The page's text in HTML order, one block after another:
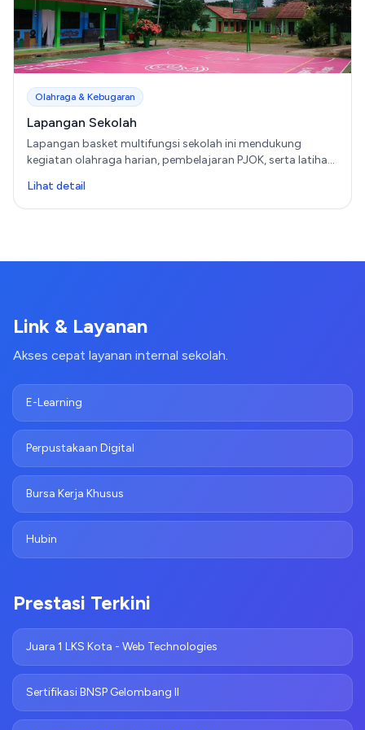
Olahraga & Kebugaran
Lapangan Sekolah
Lapangan basket multifungsi sekolah ini mendukung
kegiatan olahraga harian, pembelajaran PJOK, serta latihan
lapangan yang jelas, area luas, dan lingkungan yang aman
serta nyaman. Lapangan juga dapat dipakai untuk
Lihat detail
Link & Layanan
Akses cepat layanan internal sekolah.
E-Learning
Perpustakaan Digital
Bursa Kerja Khusus
Hubin
Prestasi Terkini
Juara 1 LKS Kota - Web Technologies
Sertifikasi BNSP Gelombang II